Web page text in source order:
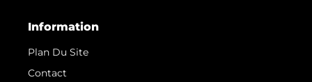
Information
Plan Du Site
Contact